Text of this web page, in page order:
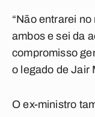
“Não entrarei
ambos e sei da
compromisso
o legado de Jair
O ex-ministro